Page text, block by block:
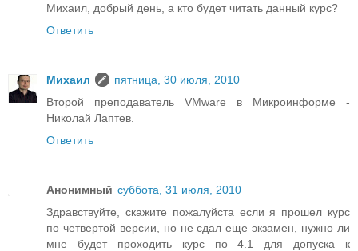
Михаил, добрый день, а кто будет читать данный курс?
Ответить
Михаил
пятница, 30 июля, 2010
Второй преподаватель VMware в Микроинформе -
Николай Лаптев.
Ответить
Анонимный суббота, 31 июля, 2010
Здравствуйте, скажите пожалуйста если я прошел курс
по четвертой версии, но не сдал еще экзамен, нужно ли
мне будет проходить курс по 4.1 для допуска к